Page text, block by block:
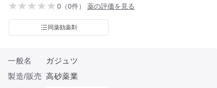
0（0件） 薬の評価を見る
同薬効薬剤
一般名
ガジュツ
製造/販売 高砂薬業